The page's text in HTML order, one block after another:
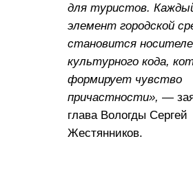
для туристов.
элемент городской
становится
культурного кода,
формирует чувство
причастности», —
глава Вологды Сергей
Жестянников.